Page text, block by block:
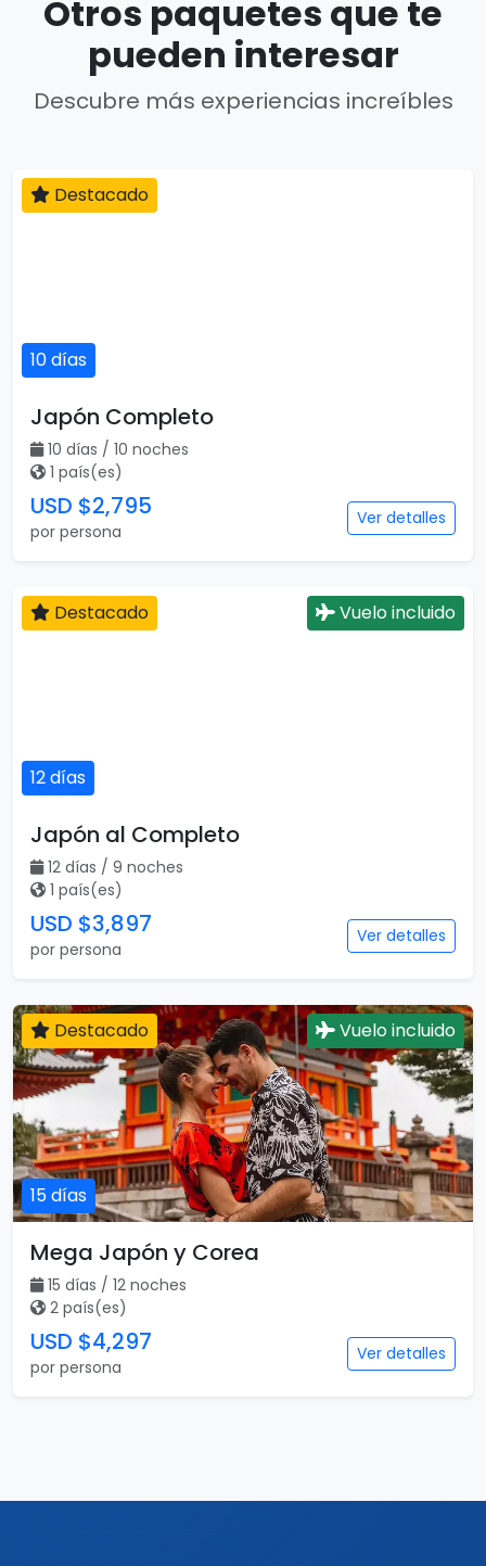
Otros paquetes que te
pueden interesar
Descubre más experiencias increíbles
10 días
Destacado
Japón Completo
10 días / 10 noches
1 país(es)
USD $2,795
por persona
Ver detalles
12 días
Destacado Vuelo incluido
Japón al Completo
12 días / 9 noches
1 país(es)
USD $3,897
por persona
Ver detalles
15 días
Destacado Vuelo incluido
Mega Japón y Corea
15 días / 12 noches
2 país(es)
USD $4,297
por persona
Ver detalles